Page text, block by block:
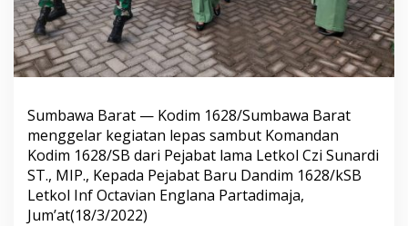
Sumbawa Barat — Kodim 1628/Sumbawa Barat
menggelar kegiatan lepas sambut Komandan
Kodim 1628/SB dari Pejabat lama Letkol Czi Sunardi
ST., MIP., Kepada Pejabat Baru Dandim 1628/kSB
Letkol Inf Octavian Englana Partadimaja,
Jum’at(18/3/2022)